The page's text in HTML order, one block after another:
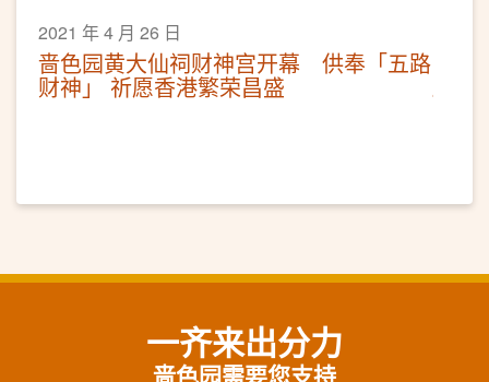
2021 年 4 月 26 日
啬色园黄大仙祠财神宫开幕 供奉「五路
财神」 祈愿香港繁荣昌盛
一齐来出分力
啬色园需要您支持